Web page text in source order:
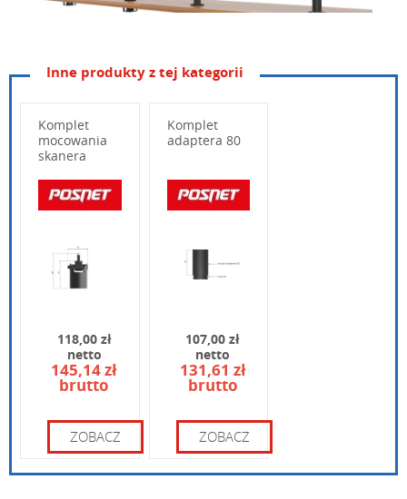
Wpisz poniżej swoje pytanie
Wpisz kod widoczny na obrazku:
Inne produkty z tej kategorii
Komplet
mocowania
skanera
118,00 zł
netto
145,14 zł
brutto
ZOBACZ
Komplet
adaptera 80
107,00 zł
netto
131,61 zł
brutto
ZOBACZ